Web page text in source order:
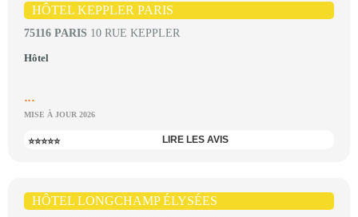
HÔTEL KEPPLER PARIS
75116 PARIS 10 RUE KEPPLER
Hôtel
...
MISE À JOUR 2026
⭐⭐⭐⭐⭐ LIRE LES AVIS
HÔTEL LONGCHAMP ÉLYSÉES